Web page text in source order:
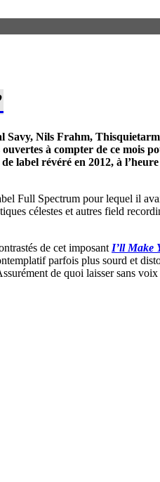
Savy, Nils Frahm,
à compter de ce mois
label révéré en 2012, à
Full Spectrum pour lequel il
célestes et autres field
de cet imposant I’ll Make
parfois plus sourd et
de quoi laisser sans